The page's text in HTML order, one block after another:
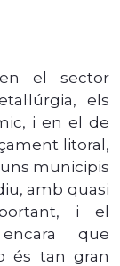
el sector
els
i en el de
litoral,
municipis
amb quasi
i el
que
és tan gran